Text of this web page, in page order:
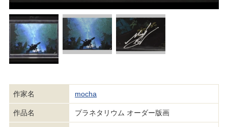
作家名 mocha
作品名 プラネタリウム オーダー版画